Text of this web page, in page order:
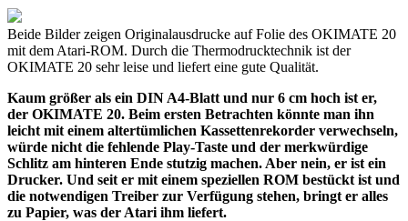
Beide Bilder zeigen Originalausdrucke auf Folie des OKIMATE 20
mit dem Atari-ROM. Durch die Thermodrucktechnik ist der
OKIMATE 20 sehr leise und liefert eine gute Qualität.
Kaum größer als ein DIN A4-Blatt und nur 6 cm hoch ist er,
der OKIMATE 20. Beim ersten Betrachten könnte man ihn
leicht mit einem altertümlichen Kassettenrekorder verwechseln,
würde nicht die fehlende Play-Taste und der merkwürdige
Schlitz am hinteren Ende stutzig machen. Aber nein, er ist ein
Drucker. Und seit er mit einem speziellen ROM bestückt ist und
die notwendigen Treiber zur Verfügung stehen, bringt er alles
zu Papier, was der Atari ihm liefert.